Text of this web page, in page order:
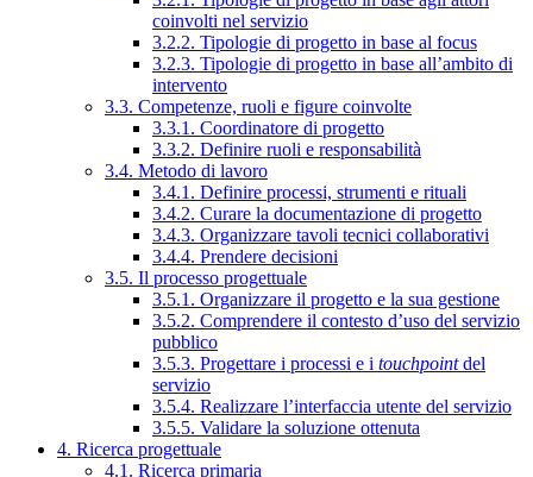
coinvolti nel servizio
3.2.2. Tipologie di progetto in base al focus
3.2.3. Tipologie di progetto in base all’ambito di
intervento
3.3. Competenze, ruoli e figure coinvolte
3.3.1. Coordinatore di progetto
3.3.2. Definire ruoli e responsabilità
3.4. Metodo di lavoro
3.4.1. Definire processi, strumenti e rituali
3.4.2. Curare la documentazione di progetto
3.4.3. Organizzare tavoli tecnici collaborativi
3.4.4. Prendere decisioni
3.5. Il processo progettuale
3.5.1. Organizzare il progetto e la sua gestione
3.5.2. Comprendere il contesto d’uso del servizio
pubblico
3.5.3. Progettare i processi e i touchpointdel
servizio
3.5.4. Realizzare l’interfaccia utente del servizio
3.5.5. Validare la soluzione ottenuta
4. Ricerca progettuale
4.1. Ricerca primaria